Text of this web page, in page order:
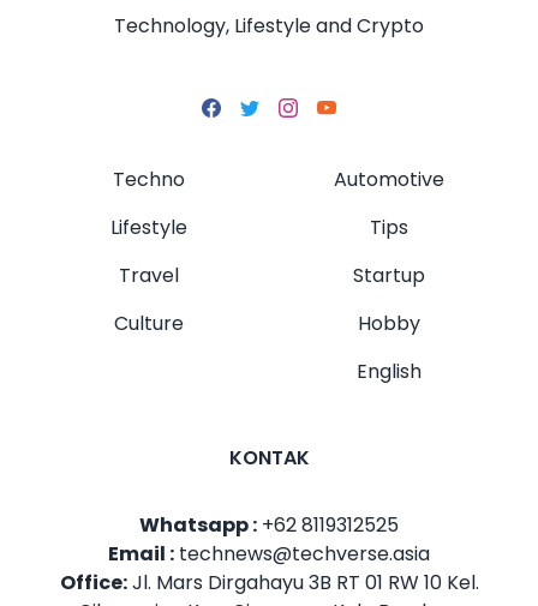
Technology, Lifestyle and Crypto
Techno
Lifestyle
Travel
Culture
Automotive
Tips
Startup
Hobby
English
KONTAK
Whatsapp : +62 8119312525
Email : technews@techverse.asia
Office:Jl. Mars Dirgahayu 3B RT 01 RW 10 Kel.